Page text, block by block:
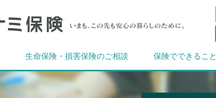
生命保険・損害保険のご相談 保険でできること